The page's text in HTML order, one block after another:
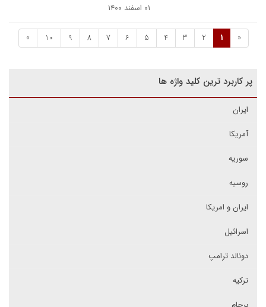
۰۱ اسفند ۱۴۰۰
«
1
2
3
4
5
6
7
8
9
10
»
پر کاربرد ترین کلید واژه ها
ایران
آمریکا
سوریه
روسیه
ایران و امریکا
اسرائیل
دونالد ترامپ
ترکیه